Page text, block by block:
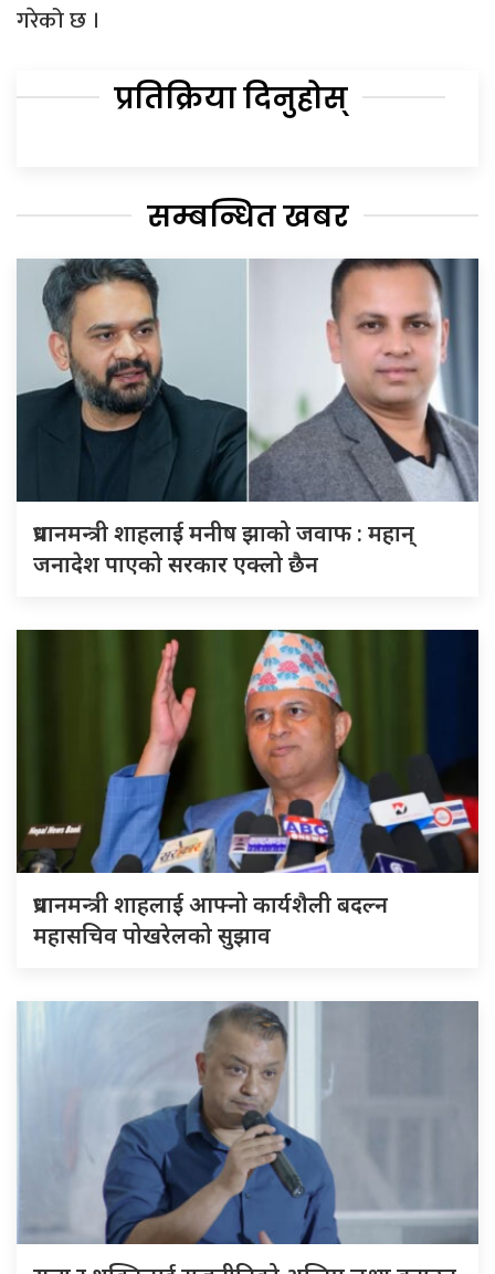
गरेको छ ।
प्रतिक्रिया दिनुहोस्
सम्बन्धित खबर
प्रधानमन्त्री शाहलाई मनीष झाको जवाफ : महान्
जनादेश पाएको सरकार एक्लो छैन
प्रधानमन्त्री शाहलाई आफ्नो कार्यशैली बदल्न
महासचिव पोखरेलको सुझाव